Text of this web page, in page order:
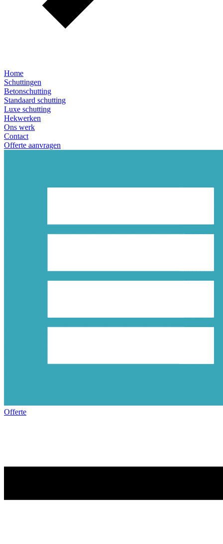
Home
Schuttingen
Betonschutting
Standaard schutting
Luxe schutting
Hekwerken
Ons werk
Contact
Offerte aanvragen
Offerte